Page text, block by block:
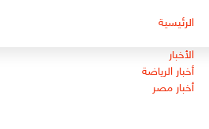
الرئيسية
الأخبار
أخبار الرياضة
أخبار مصر